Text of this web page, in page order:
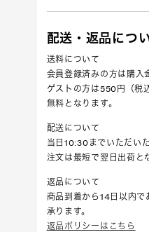
配送・返品につ
送料について
会員登録済みの方は購入
ゲストの方は550円（税
無料となります。
配送について
当日10:30までいただい
注文は最短で翌日出荷と
返品について
商品到着から14日以内で
承ります。
返品ポリシーはこちら